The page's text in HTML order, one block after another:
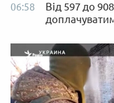
06:58
Від 597 до